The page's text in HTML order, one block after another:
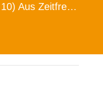
10) Aus Zeitfressern wird Effizienz